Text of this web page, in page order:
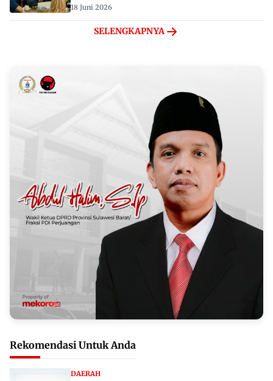
18 Juni 2026
SELENGKAPNYA
Rekomendasi Untuk Anda
DAERAH